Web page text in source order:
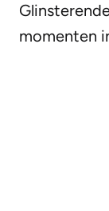
momenten